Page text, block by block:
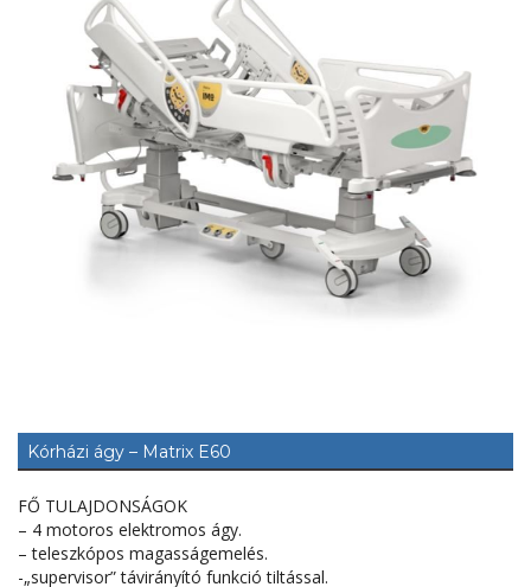
Kórházi ágy – Matrix E60
FŐ TULAJDONSÁGOK
– 4 motoros elektromos ágy.
– teleszkópos magasságemelés.
-„supervisor” távirányító funkció tiltással.